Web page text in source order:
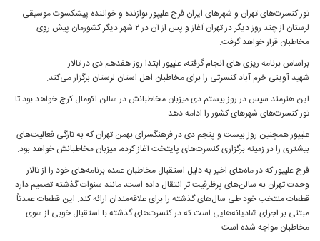
تور کنسرت‌های تهران و شهرهای ایران فرج علیپور نوازنده و خواننده پیشکسوت موسیقی
لرستان از چند روز دیگر در تهران آغاز و پس از آن در ۲ شهر دیگر کشورمان پیش روی
مخاطبان قرار خواهد گرفت.
براساس برنامه ریزی های انجام گرفته، علیپور ابتدا روز هفدهم دی در تالار
شهید آوینی خرم آباد کنسرتی را برای مخاطبان اهل استان لرستان برگزار می‌کند.
این هنرمند سپس در روز بیستم دی میزبان مخاطبانش در سالن اکومال کرج خواهد بود تا
تور کنسرت‌های شهرهای کشور را ادامه دهد.
علیپور همچنین روز بیست و پنجم دی در فرهنگسرای بهمن تهران که به تازگی فعالیت‌های
بیشتری را در زمینه برگزاری کنسرت‌های پایتخت آغاز کرده، میزبان مخاطبانش خواهد بود.
فرج علیپور که در ماه‌های اخیر به دلیل استقبال مخاطبان عمده برنامه‌های خود را از تالار
وحدت تهران به سالن‌های پرظرفیت تر انتقال داده است، مانند سنوات گذشته تصمیم دارد
قطعات منتخب خود طی سال‌های گذشته را برای علاقه‌مندان ارائه کند. این قطعات عمدتاً
مبتنی بر اجرای شادیانه‌هایی است که در کنسرت‌های گذشته با استقبال خوبی از سوی
مخاطبان مواجه شده است.